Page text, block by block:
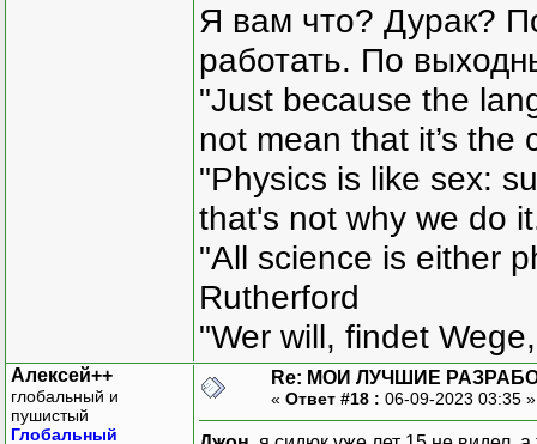
Я вам что? Дурак?
работать. По
"Just because the
not mean that it’s the
"Physics is like sex:
that's not why we do
"All science is either
Rutherford
"Wer will, findet
Алексей++
глобальный и
пушистый
Глобальный
Re: МОИ ЛУЧШИЕ
« Ответ #18 : 06-09-2023 03:35